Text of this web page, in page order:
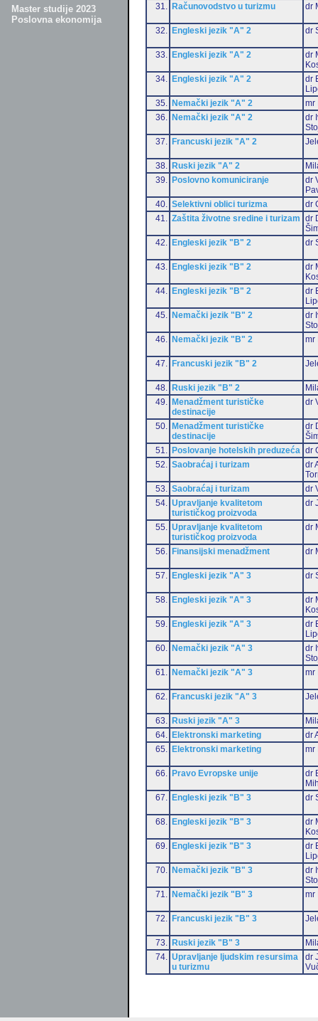
Master studije 2023
Poslovna ekonomija
31.
Računovodstvo u turizmu dr
32. Engleski jezik "A" 2 dr
33. Engleski jezik "A" 2
dr
34.
Engleski jezik "A" 2
dr
35.
Nemački jezik "A" 2
mr
36.
Nemački jezik "A" 2
dr
37.
Francuski jezik "A" 2
38. Ruski jezik "A" 2
39.
Poslovno komuniciranje
dr
40.
Selektivni oblici turizma
dr
41.
Zaštita životne sredine i turizam dr
42.
Engleski jezik "B" 2 dr
43. Engleski jezik "B" 2
dr
44.
Engleski jezik "B" 2
dr
45.
Nemački jezik "B" 2
dr
46.
Nemački jezik "B" 2 mr
47. Francuski jezik "B" 2
48. Ruski jezik "B" 2
49.
Menadžment turističke
destinacije
dr
50.
Menadžment turističke
destinacije
dr
51.
Poslovanje hotelskih preduzeća dr
52.
Saobraćaj i turizam
dr
53.
Saobraćaj i turizam
dr
54.
Upravljanje kvalitetom
turističkog proizvoda
dr
55.
Upravljanje kvalitetom
turističkog proizvoda
dr
56. Finansijski menadžment dr
57. Engleski jezik "A" 3 dr
58. Engleski jezik "A" 3
dr
59.
Engleski jezik "A" 3
dr
60.
Nemački jezik "A" 3
dr
61.
Nemački jezik "A" 3 mr
62. Francuski jezik "A" 3
63. Ruski jezik "A" 3
64.
Elektronski marketing
dr
65.
Elektronski marketing mr
66. Pravo Evropske unije
dr
67.
Engleski jezik "B" 3 dr
68. Engleski jezik "B" 3
dr
69.
Engleski jezik "B" 3
dr
70.
Nemački jezik "B" 3
dr
71.
Nemački jezik "B" 3 mr
72. Francuski jezik "B" 3
73. Ruski jezik "B" 3
74.
Upravljanje ljudskim resursima
u turizmu
dr